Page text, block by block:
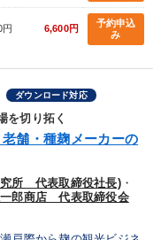
お探しいただけます
DX
ビジネスモデル
円 6,600円
予約申込
み
ダウンロード対応
を切り拓く
老舗・種麹メーカーの
究所 代表取締役社長)・
一郎商店 代表取締役会